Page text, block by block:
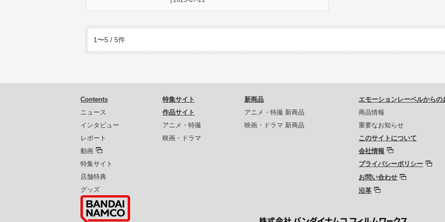
1〜5 / 5件
Contents
ニュース
インタビュー
レポート
動画
特集サイト
店舗特典
グッズ
特集サイト
作品サイト
アニメ・特撮
映画・ドラマ
新商品
アニメ・特撮 新商品
映画・ドラマ 新商品
エモーションレーベルからの
商品情報
重要なお知らせ
このサイトについて
会社情報
プライバシーポリシー
お問い合わせ
沿革